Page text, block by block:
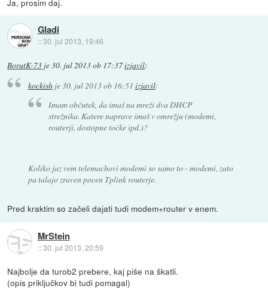
Ja, prosim daj.
Gladi
::30. jul 2013, 19:46
BorutK-73 je30. jul 2013 ob 17:37izjavil:
kockishje30. jul 2013 ob 16:51 izjavil:
Imam občutek, da imaš na mreži dva DHCP
strežnika. Katere naprave imaš v omrežju (modemi,
routerji, dostopne toćke ipd.)?
Koliko jaz vem telemachovi modemi so samo to - modemi, zato
pa talajo zraven pocen Tplink routerje.
Pred kraktim so začeli dajati tudi modem+router v enem.
MrStein
::30. jul 2013, 20:59
Najbolje da turob2 prebere, kaj piše na škatli.
(opis priključkov bi tudi pomagal)